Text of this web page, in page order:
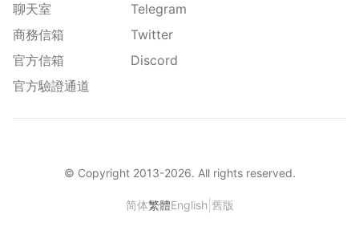
聊天室
商務信箱
官方信箱
官方驗證通道
Telegram
Twitter
Discord
© Copyright 2013-2026. All rights reserved.
简体繁體English 舊版